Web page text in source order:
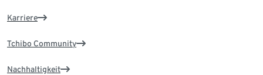
Karriere
Tchibo Community
Nachhaltigkeit